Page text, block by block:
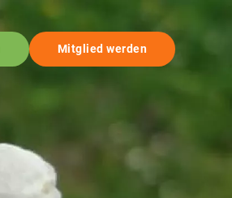
Mitglied werden